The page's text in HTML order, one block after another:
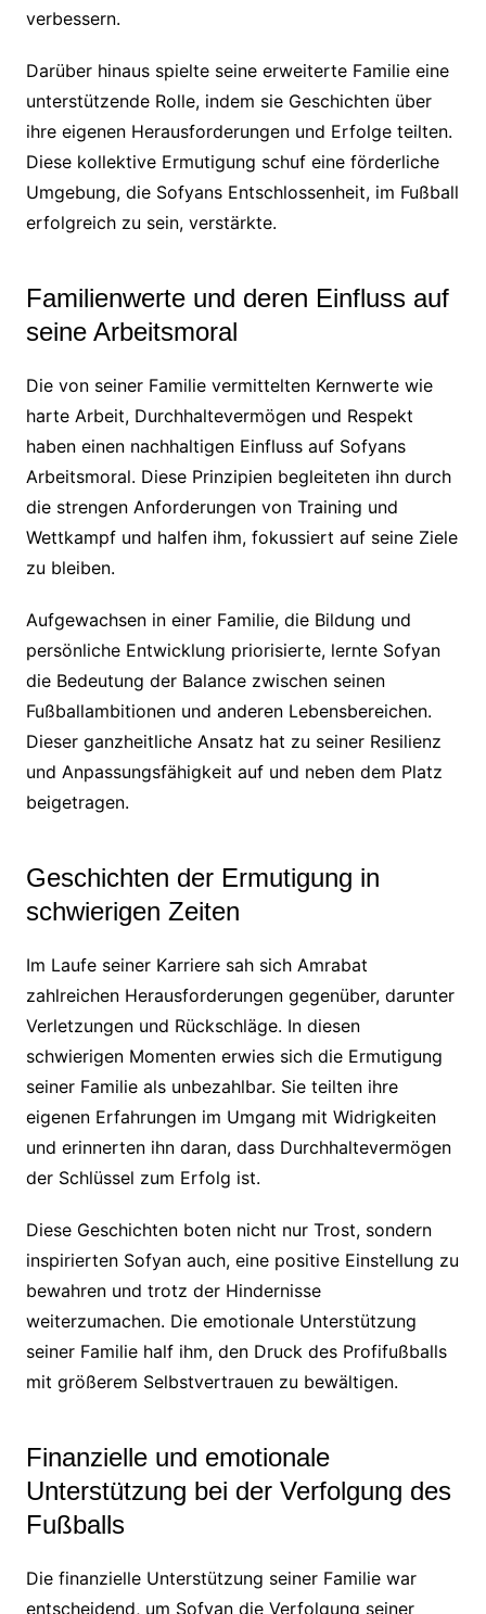
verbessern.
Darüber hinaus spielte seine erweiterte Familie eine
unterstützende Rolle, indem sie Geschichten über
ihre eigenen Herausforderungen und Erfolge teilten.
Diese kollektive Ermutigung schuf eine förderliche
Umgebung, die Sofyans Entschlossenheit, im Fußball
erfolgreich zu sein, verstärkte.
Familienwerte und deren Einfluss auf
seine Arbeitsmoral
Die von seiner Familie vermittelten Kernwerte wie
harte Arbeit, Durchhaltevermögen und Respekt
haben einen nachhaltigen Einfluss auf Sofyans
Arbeitsmoral. Diese Prinzipien begleiteten ihn durch
die strengen Anforderungen von Training und
Wettkampf und halfen ihm, fokussiert auf seine Ziele
zu bleiben.
Aufgewachsen in einer Familie, die Bildung und
persönliche Entwicklung priorisierte, lernte Sofyan
die Bedeutung der Balance zwischen seinen
Fußballambitionen und anderen Lebensbereichen.
Dieser ganzheitliche Ansatz hat zu seiner Resilienz
und Anpassungsfähigkeit auf und neben dem Platz
beigetragen.
Geschichten der Ermutigung in
schwierigen Zeiten
Im Laufe seiner Karriere sah sich Amrabat
zahlreichen Herausforderungen gegenüber, darunter
Verletzungen und Rückschläge. In diesen
schwierigen Momenten erwies sich die Ermutigung
seiner Familie als unbezahlbar. Sie teilten ihre
eigenen Erfahrungen im Umgang mit Widrigkeiten
und erinnerten ihn daran, dass Durchhaltevermögen
der Schlüssel zum Erfolg ist.
Diese Geschichten boten nicht nur Trost, sondern
inspirierten Sofyan auch, eine positive Einstellung zu
bewahren und trotz der Hindernisse
weiterzumachen. Die emotionale Unterstützung
seiner Familie half ihm, den Druck des Profifußballs
mit größerem Selbstvertrauen zu bewältigen.
Finanzielle und emotionale
Unterstützung bei der Verfolgung des
Fußballs
Die finanzielle Unterstützung seiner Familie war
entscheidend, um Sofyan die Verfolgung seiner